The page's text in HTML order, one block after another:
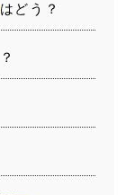
はどう？